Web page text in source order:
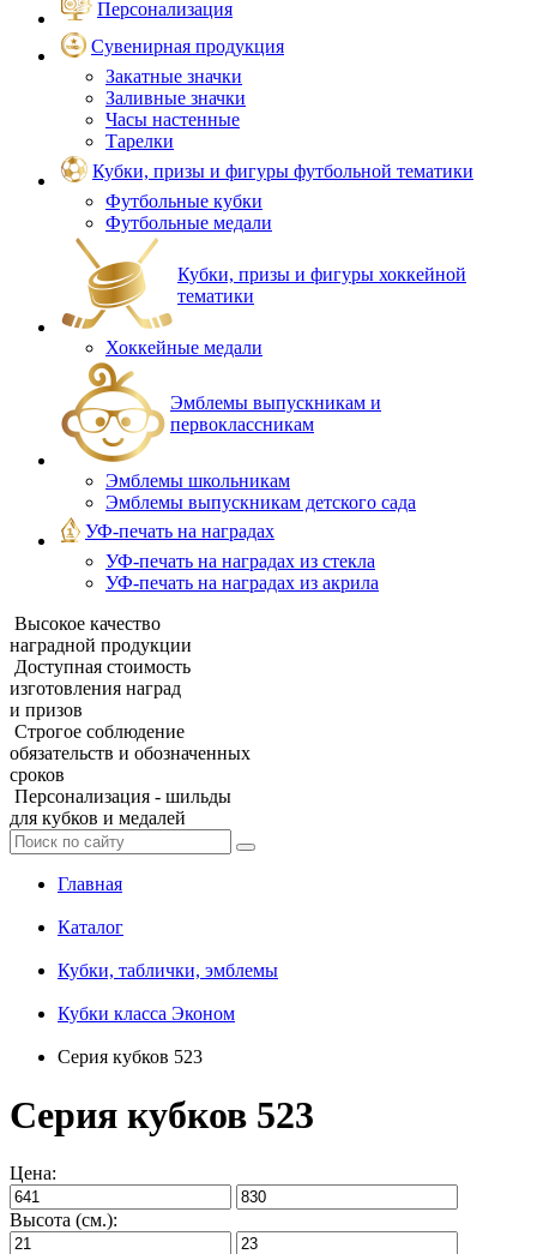
Персонализация
Сувенирная продукция
Закатные значки
Заливные значки
Часы настенные
Тарелки
Кубки, призы и фигуры футбольной тематики
Футбольные кубки
Футбольные медали
Кубки, призы и фигуры хоккейной
тематики
Хоккейные медали
Эмблемы выпускникам и
первоклассникам
Эмблемы школьникам
Эмблемы выпускникам детского сада
УФ-печать на наградах
УФ‑печать на наградах из стекла
УФ-печать на наградах из акрила
Высокое качество
наградной продукции
Доступная стоимость
изготовления наград
и призов
Строгое соблюдение
обязательств и обозначенных
сроков
Персонализация - шильды
для кубков и медалей
Главная
Каталог
Кубки, таблички, эмблемы
Кубки класса Эконом
Серия кубков 523
Серия кубков 523
Цена:
Высота (см.):